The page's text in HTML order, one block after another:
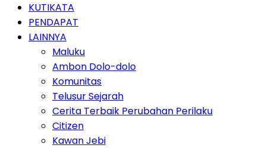
KUTIKATA
PENDAPAT
LAINNYA
Maluku
Ambon Dolo-dolo
Komunitas
Telusur Sejarah
Cerita Terbaik Perubahan Perilaku
Citizen
Kawan Jebi